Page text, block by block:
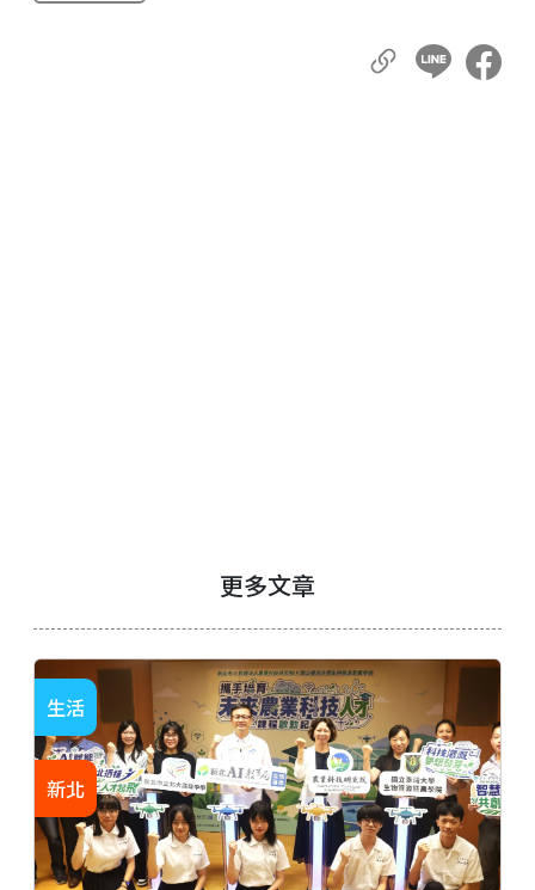
更多文章
生活
新北